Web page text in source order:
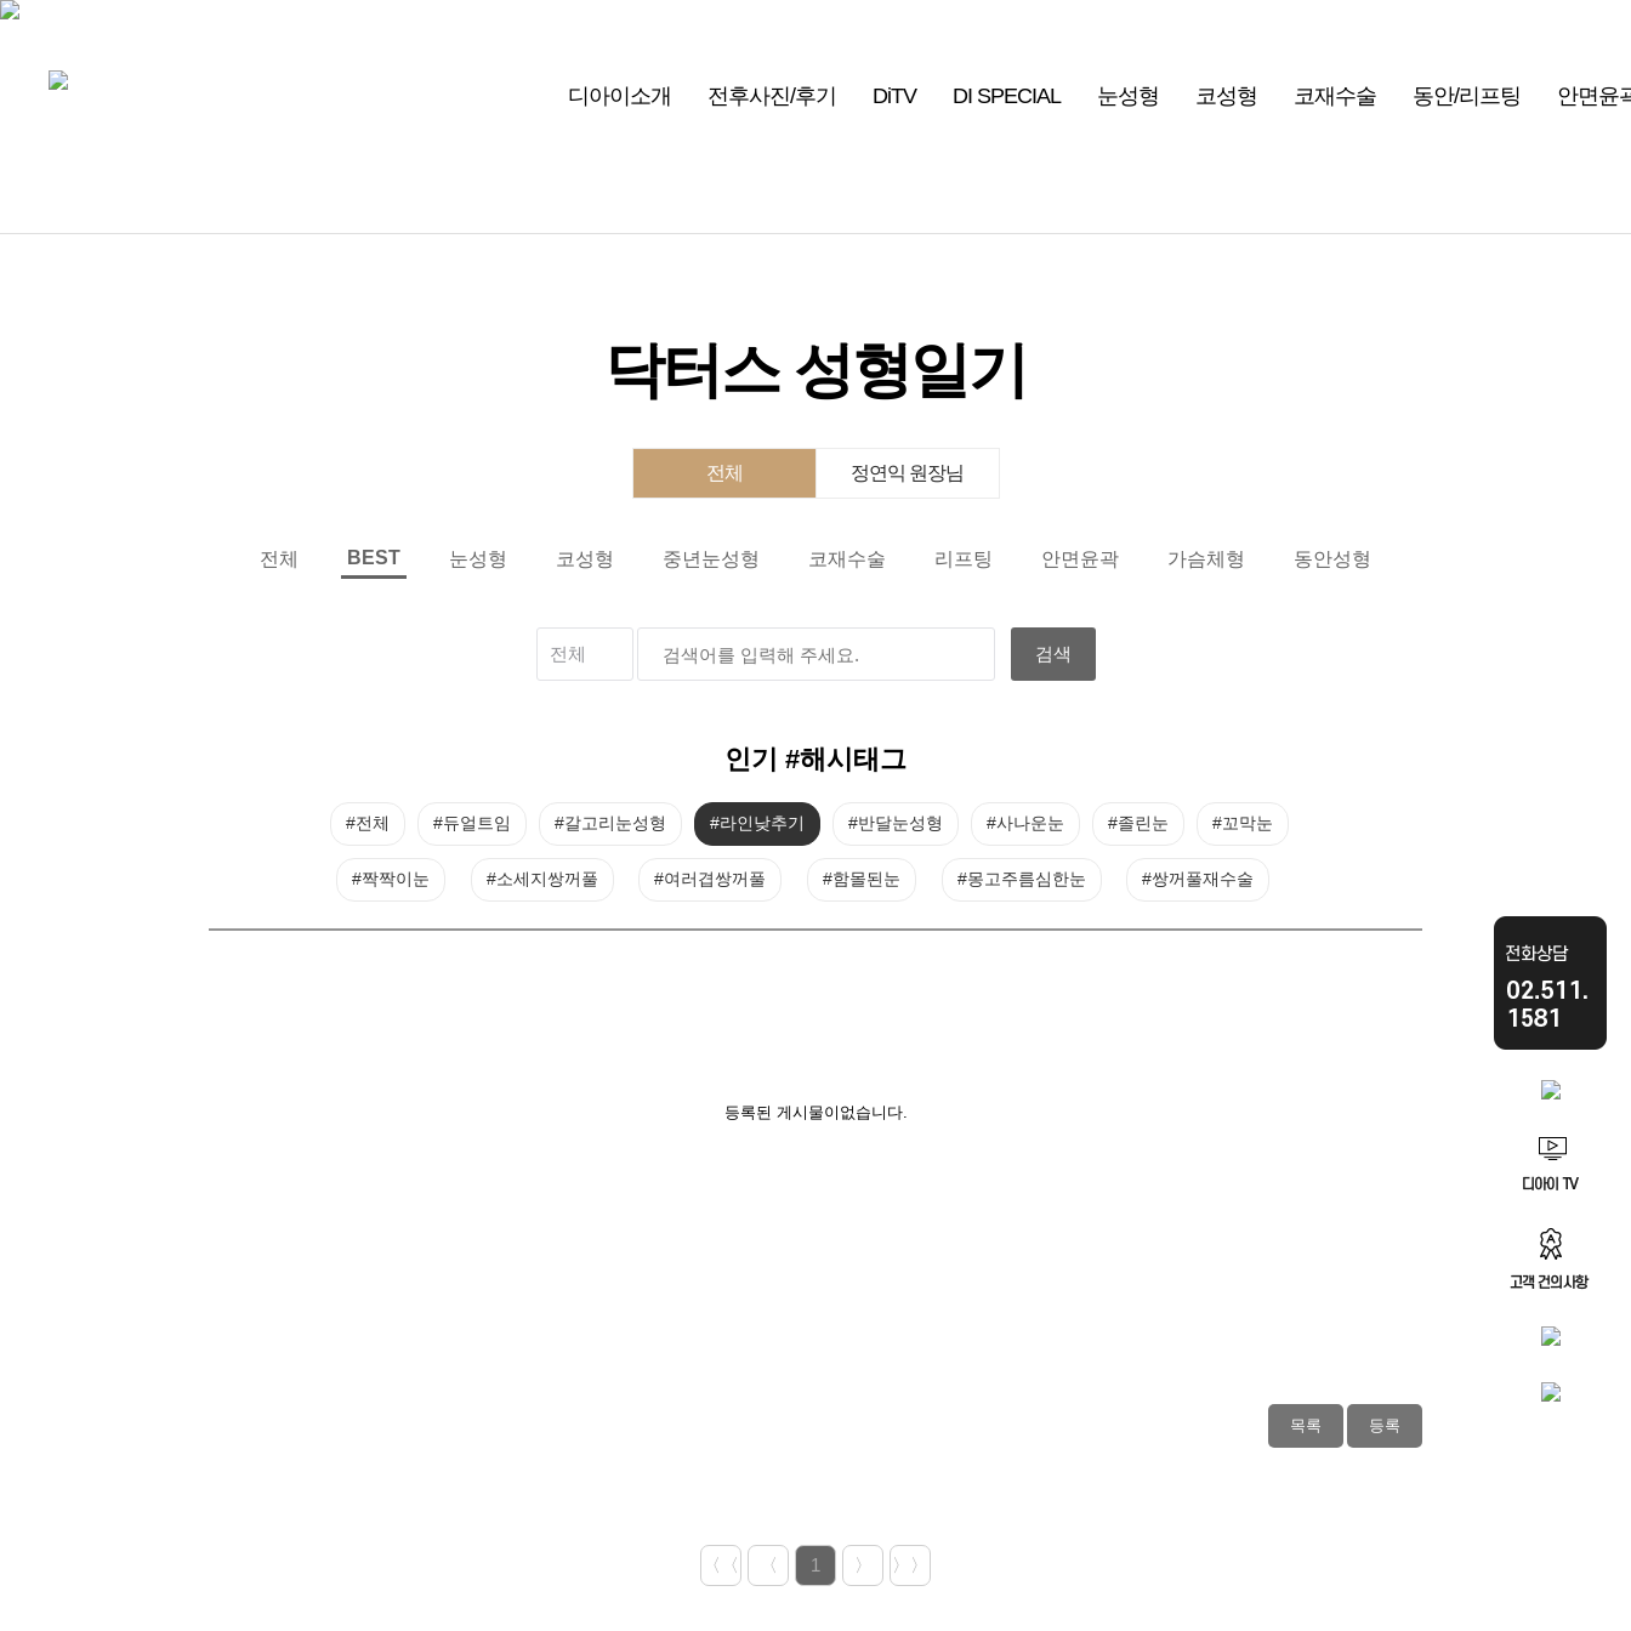
디아이소개 전후사진/후기 DiTV DI SPECIAL 눈성형 코성형 코재수술 동안/리프팅 안면윤
닥터스 성형일기
전체 정연익 원장님
전체 BEST 눈성형 코성형 중년눈성형 코재수술 리프팅 안면윤곽 가슴체형 동안성형
인기 #해시태그
#전체 #듀얼트임 #갈고리눈성형 #라인낮추기 #반달눈성형 #사나운눈 #졸린눈 #꼬막눈
#짝짝이눈 #소세지쌍꺼풀 #여러겹쌍꺼풀 #함몰된눈 #몽고주름심한눈 #쌍꺼풀재수술
등록된 게시물이없습니다.
목록 등록
〈〈 〈 1 〉 〉〉